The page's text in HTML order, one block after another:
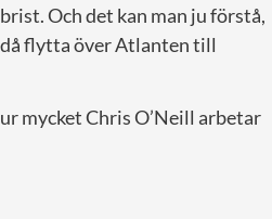
Och det kan man ju förstå,
flytta över Atlanten till
mycket Chris O’Neill arbetar